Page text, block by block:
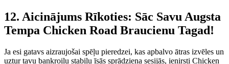
12. Aicinājums Rīkoties: Sāc Savu Augsta
Tempa Chicken Road Braucienu Tagad!
Ja esi gatavs aizraujošai spēļu pieredzei, kas apbalvo ātras izvēles un
uztur tavu bankroilu stabilu īsās sprādziena sesijās, ienirsti Chicken